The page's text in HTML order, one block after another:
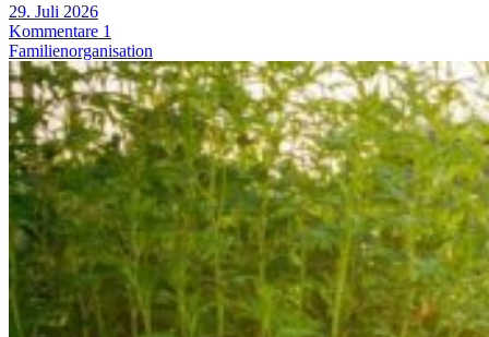
29. Juli 2026
Kommentare 1
Familienorganisation